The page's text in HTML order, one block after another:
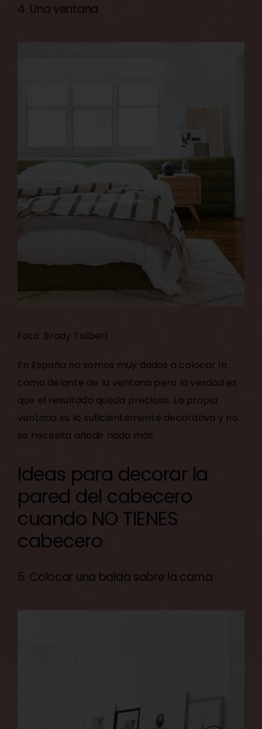
4. Una ventana
Foto: Brady Tolbert
En España no somos muy dados a colocar la
cama delante de la ventana pero la verdad es
que el resultado queda precioso. La propia
ventana es lo suficientemente decorativa y no
se necesita añadir nada más.
Ideas para decorar la
pared del cabecero
cuando NO TIENES
cabecero
5. Colocar una balda sobre la cama